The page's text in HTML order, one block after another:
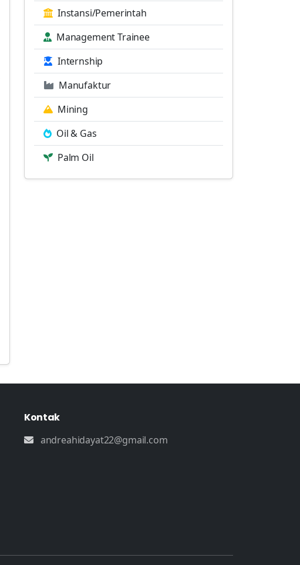
Instansi/Pemerintah
Management Trainee
Internship
Manufaktur
Mining
Oil & Gas
Palm Oil
Kontak
andreahidayat22@gmail.com